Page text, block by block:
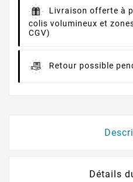
Livraison offerte à
colis volumineux et
CGV)
Retour possible
Détails